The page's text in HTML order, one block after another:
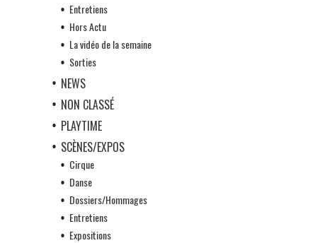
Entretiens
Hors Actu
La vidéo de la semaine
Sorties
NEWS
NON CLASSÉ
PLAYTIME
SCÈNES/EXPOS
Cirque
Danse
Dossiers/Hommages
Entretiens
Expositions